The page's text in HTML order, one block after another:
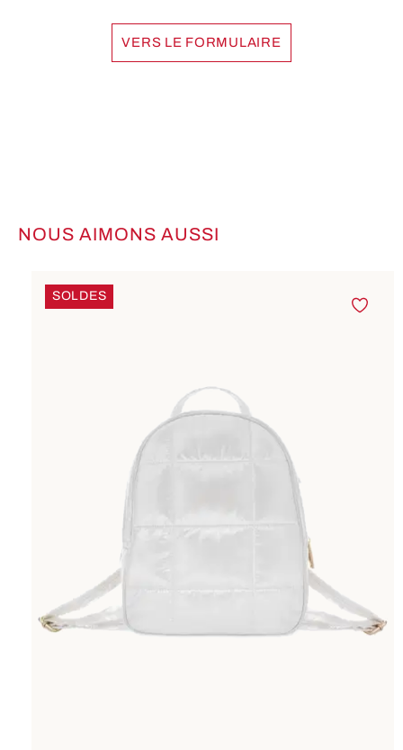
VERS LE FORMULAIRE
Ignorer la galerie de produits
NOUS AIMONS AUSSI
SOLDES